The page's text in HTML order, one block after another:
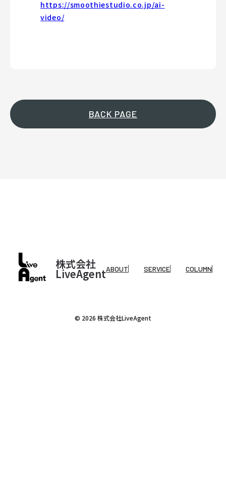
https://smoothiestudio.co.jp/ai-
video/
BACK PAGE
株式会社
LiveAgentABOUT SERVICE COLUMN
© 2026 株式会社LiveAgent